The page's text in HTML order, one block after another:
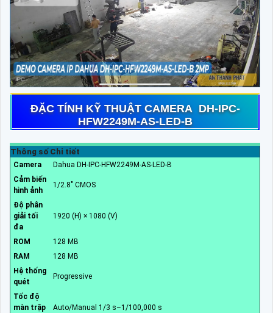
ĐẶC TÍNH KỸ THUẬT CAMERA DH-IPC-
HFW2249M-AS-LED-B
Thông số Chi tiết
Camera
Dahua DH-IPC-HFW2249M-AS-LED-B
Cảm biến
hình ảnh
1/2.8" CMOS
Độ phân
giải tối
đa
1920 (H) × 1080 (V)
ROM
128 MB
RAM
128 MB
Hệ thống
quét
Progressive
Tốc độ
màn trập
Auto/Manual 1/3 s–1/100,000 s